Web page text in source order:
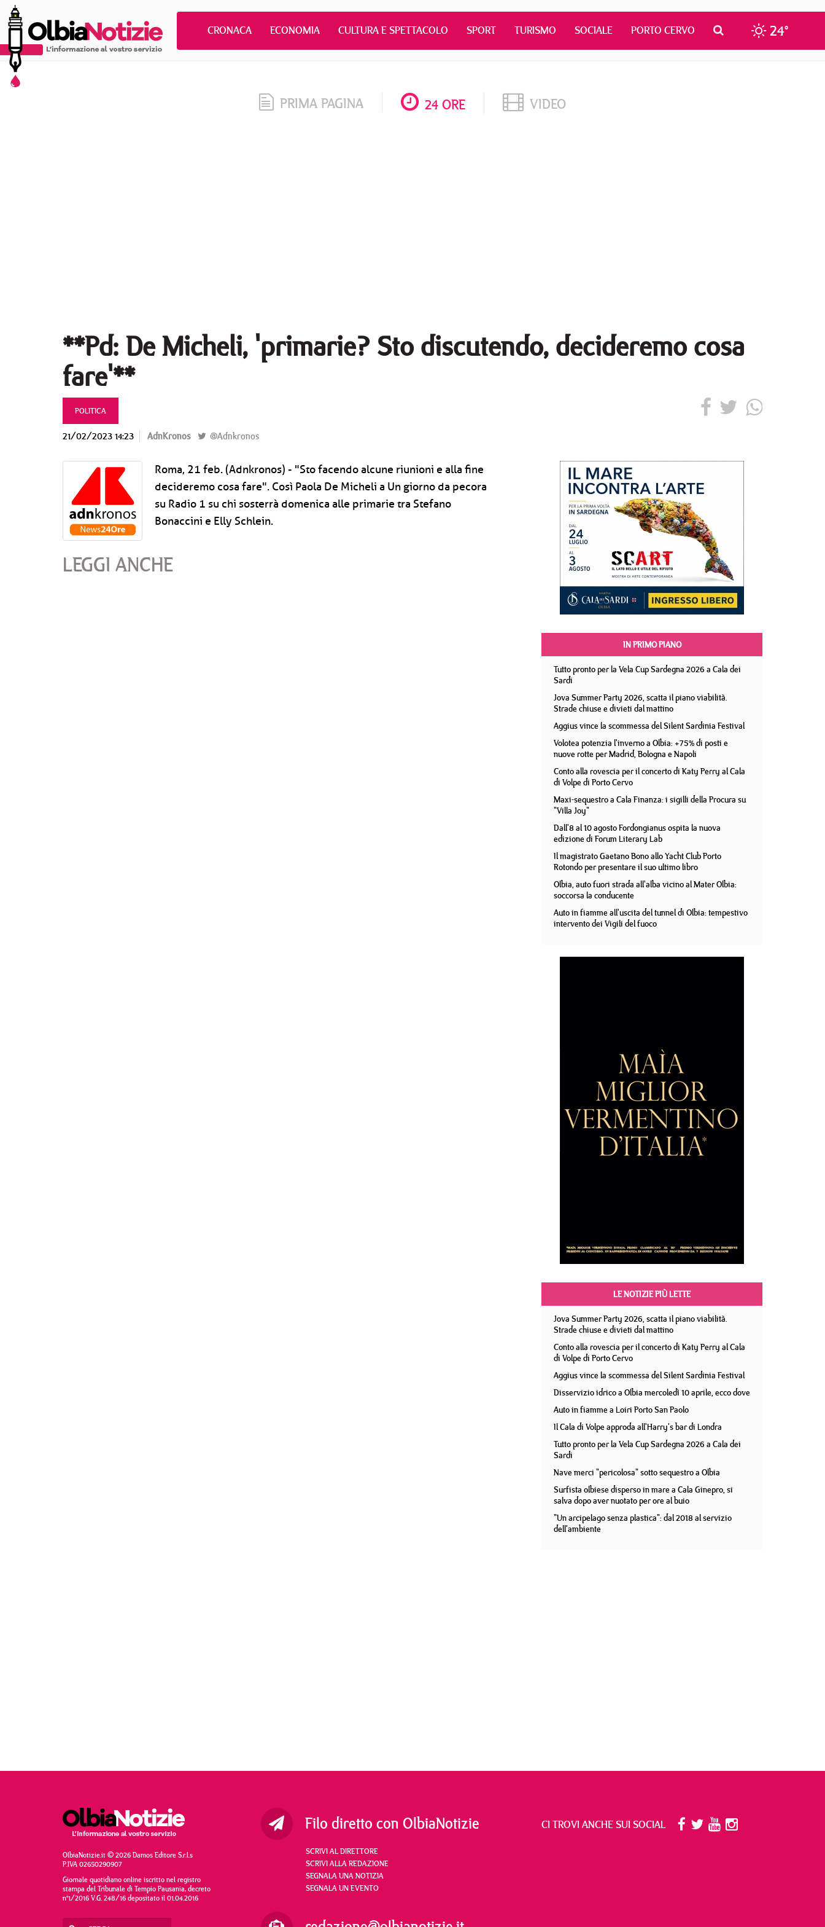
CRONACA ECONOMIA CULTURA E SPETTACOLO SPORT TURISMO SOCIALE PORTO CERVO 24°
PRIMA PAGINA 24 ORE VIDEO
**Pd: De Micheli, 'primarie? Sto discutendo, decideremo cosa
fare'**
POLITICA
21/02/2023 14:23 AdnKronos @Adnkronos
Roma, 21 feb. (Adnkronos) - "Sto facendo alcune riunioni e alla fine
decideremo cosa fare". Così Paola De Micheli a Un giorno da pecora
su Radio 1 su chi sosterrà domenica alle primarie tra Stefano
Bonaccini e Elly Schlein.
LEGGI ANCHE
IN PRIMO PIANO
Tutto pronto per la Vela Cup Sardegna 2026 a Cala dei
Sardi
Jova Summer Party 2026, scatta il piano viabilità.
Strade chiuse e divieti dal mattino
Aggius vince la scommessa del Silent Sardinia Festival
Volotea potenzia l'inverno a Olbia: +75% di posti e
nuove rotte per Madrid, Bologna e Napoli
Conto alla rovescia per il concerto di Katy Perry al Cala
di Volpe di Porto Cervo
Maxi-sequestro a Cala Finanza: i sigilli della Procura su
"Villa Joy"
Dall'8 al 10 agosto Fordongianus ospita la nuova
edizione di Forum Literary Lab
Il magistrato Gaetano Bono allo Yacht Club Porto
Rotondo per presentare il suo ultimo libro
Olbia, auto fuori strada all'alba vicino al Mater Olbia:
soccorsa la conducente
Auto in fiamme all'uscita del tunnel di Olbia: tempestivo
intervento dei Vigili del fuoco
LE NOTIZIE PIÙ LETTE
Jova Summer Party 2026, scatta il piano viabilità.
Strade chiuse e divieti dal mattino
Conto alla rovescia per il concerto di Katy Perry al Cala
di Volpe di Porto Cervo
Aggius vince la scommessa del Silent Sardinia Festival
Disservizio idrico a Olbia mercoledì 10 aprile, ecco dove
Auto in fiamme a Loiri Porto San Paolo
Il Cala di Volpe approda all'Harry's bar di Londra
Tutto pronto per la Vela Cup Sardegna 2026 a Cala dei
Sardi
Nave merci "pericolosa" sotto sequestro a Olbia
Surfista olbiese disperso in mare a Cala Ginepro, si
salva dopo aver nuotato per ore al buio
"Un arcipelago senza plastica": dal 2018 al servizio
dell'ambiente
OlbiaNotizie.it © 2026 Damos Editore S.r.l.s
P.IVA 02650290907
Giornale quotidiano online iscritto nel registro
stampa del Tribunale di Tempio Pausania, decreto
n°1/2016 V.G. 248/16 depositato il 01.04.2016
Filo diretto con OlbiaNotizie
SCRIVI AL DIRETTORE
SCRIVI ALLA REDAZIONE
SEGNALA UNA NOTIZIA
SEGNALA UN EVENTO
CI TROVI ANCHE SUI SOCIAL